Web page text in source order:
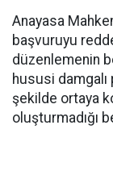
Anayasa
başvuruyu
düzenlemenin
hususi
şekilde ortaya
oluşturmadığı